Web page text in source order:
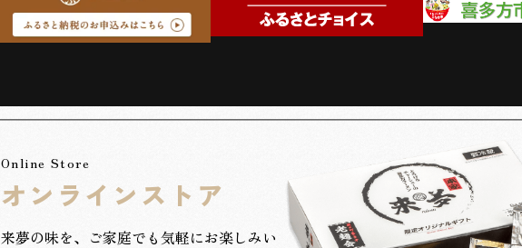
Online Store
オンラインストア
来夢の味を、ご家庭でも気軽にお楽しみい